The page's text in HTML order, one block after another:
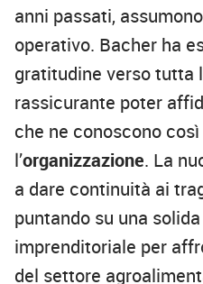
anni passati,
operativo. Bacher ha
gratitudine verso tutta
rassicurante poter
che ne conoscono
l’organizzazione. La
a dare continuità ai
puntando su una
imprenditoriale per
del settore